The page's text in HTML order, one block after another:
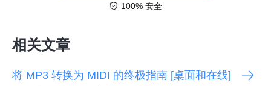
100% 安全
相关文章
将 MP3 转换为 MIDI 的终极指南 [桌面和在线]